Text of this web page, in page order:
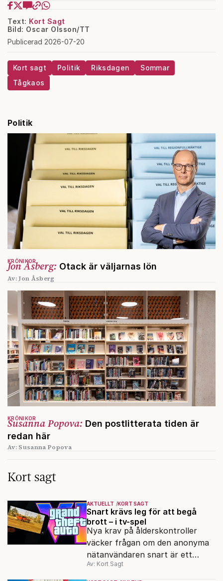
Text: Kort Sagt
Bild: Oscar Olsson/TT
Publicerad 2026-07-20
Kort sagt Politik Riksdagen
Sommar
Tågkaos
Politik
Jon Åsberg: Otack är väljarnas lön
KRÖNIKOR
Av: Jon Åsberg
Susanna Popova: Den postlitterata tiden är
redan här
KRÖNIKOR
Av: Susanna Popova
Kort sagt
AKTUELLT KORT SAGT
Snart krävs leg för att begå
brott – i tv-spel
Nya krav på ålderskontroller
väcker frågan om den anonyma
nätanvändaren snart är ett
minne blott.
Av: Kort Sagt